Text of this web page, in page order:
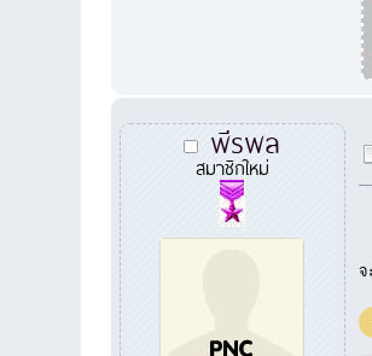
พีรพล
สมาชิกใหม่
จ